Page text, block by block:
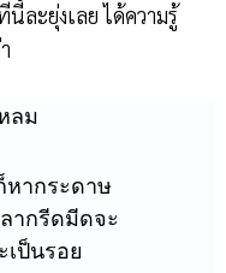
ละยุ่งเลย ได้ความรู้
ลม
หากระดาษ
ากรีดมีดจะ
ป็นรอย